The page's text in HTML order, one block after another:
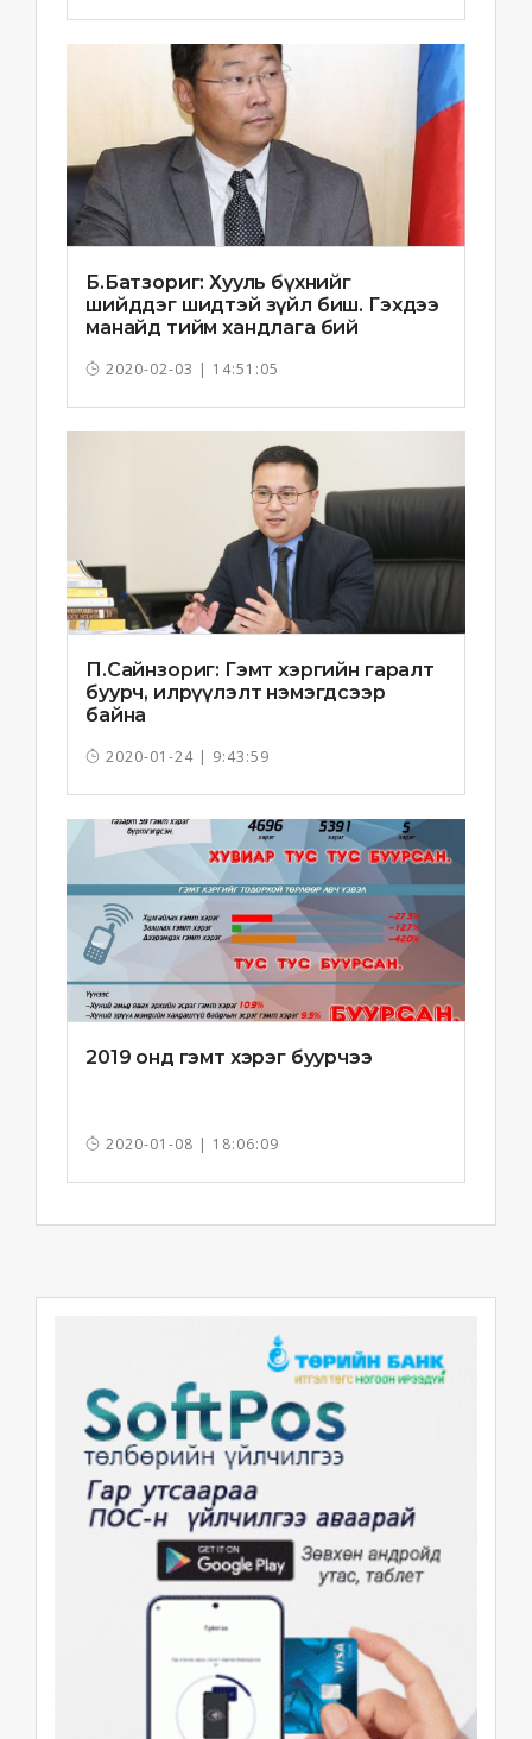
Б.Батзориг: Хууль бүхнийг
шийддэг шидтэй зүйл биш. Гэхдээ
манайд тийм хандлага бий
2020-02-03 | 14:51:05
П.Сайнзориг: Гэмт хэргийн гаралт
буурч, илрүүлэлт нэмэгдсээр
байна
2020-01-24 | 9:43:59
2019 онд гэмт хэрэг буурчээ
2020-01-08 | 18:06:09